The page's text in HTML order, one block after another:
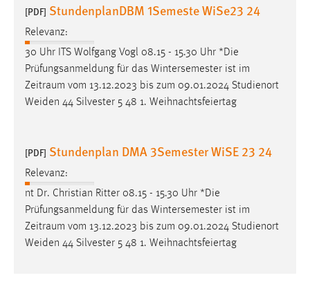
[PDF] StundenplanDBM 1Semeste WiSe23 24
Relevanz:
30 Uhr ITS Wolfgang Vogl 08.15 - 15.30 Uhr *Die
Prüfungsanmeldung für das Wintersemester ist im
Zeitraum vom 13.12.2023 bis zum 09.01.2024 Studienort
Weiden 44 Silvester 5 48 1. Weihnachtsfeiertag
[PDF] Stundenplan DMA 3Semester WiSE 23 24
Relevanz:
nt Dr. Christian Ritter 08.15 - 15.30 Uhr *Die
Prüfungsanmeldung für das Wintersemester ist im
Zeitraum vom 13.12.2023 bis zum 09.01.2024 Studienort
Weiden 44 Silvester 5 48 1. Weihnachtsfeiertag